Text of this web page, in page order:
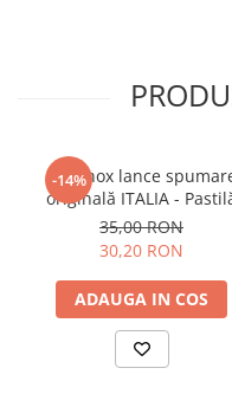
-14%
Sita inox lance
originală ITALIA -
densă compatibilă cu
spumă și dispozitive de
spumare tip frișcă self
service
35,00 RON
30,20 RON
ADAUGA IN COS